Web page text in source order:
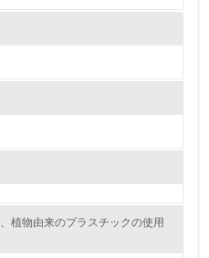
ル2
植物由来のプラスチックの使用